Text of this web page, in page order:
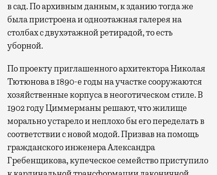
в сад. По архивным данным, к зданию тогда же
была пристроена и одноэтажная галерея на
столбах с двухэтажной ретирадой, то есть
уборной.
По проекту приглашенного архитектора Николая
Тютюнова в 1890-е годы на участке сооружаются
хозяйственные корпуса в неоготическом стиле. В
1902 году Циммерманы решают, что жилище
морально устарело и неплохо бы его переделать в
соответствии с новой модой. Призвав на помощь
гражданского инженера Александра
Гребенщикова, купеческое семейство приступило